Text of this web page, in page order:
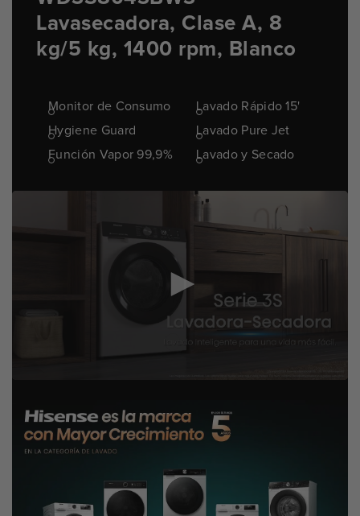
Lavasecadora, Clase A, 8
kg/5 kg, 1400 rpm, Blanco
Monitor de Consumo
Hygiene Guard
Función Vapor 99,9%
Lavado Rápido 15'
Lavado Pure Jet
Lavado y Secado